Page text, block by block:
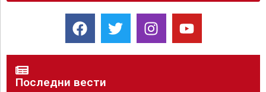
Последни вести